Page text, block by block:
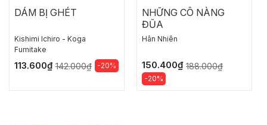
DÁM BỊ GHÉT
Kishimi lchiro - Koga
Fumitake
113.600₫ 142.000₫ -20%
NHỮNG CÔ NÀNG
ĐŨA
Hân Nhiên
150.400₫ 188.000₫
-20%